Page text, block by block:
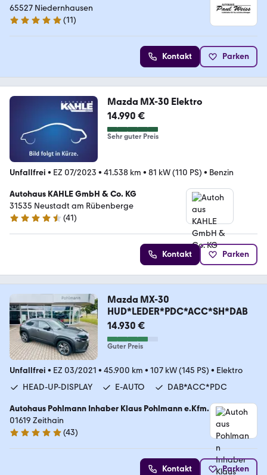
65527 Niedernhausen
5 Sterne
(11)
Kontakt Parken
Mazda MX-30 Elektro
14.990 €
Sehr guter Preis
Unfallfrei • EZ 07/2023 • 41.538 km • 81 kW (110 PS) • Benzin
Autohaus KAHLE GmbH & Co. KG
31535 Neustadt am Rübenberge
4.7 Sterne
(41)
Kontakt Parken
Mazda MX-30
HUD*LEDER*PDC*ACC*SH*DAB
14.930 €
Guter Preis
Unfallfrei • EZ 03/2021 • 45.900 km • 107 kW (145 PS) • Elektro
HEAD-UP-DISPLAY
E-AUTO DAB*ACC*PDC
Autohaus Pohlmann Inhaber Klaus Pohlmann e.Kfm.
01619 Zeithain
5 Sterne
(43)
Kontakt Parken